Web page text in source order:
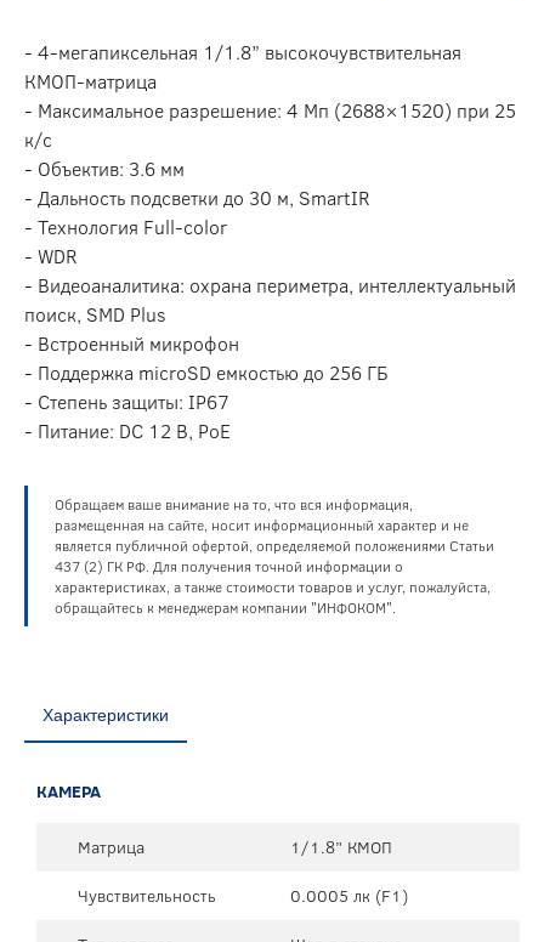
- 4-мегапиксельная 1/1.8” высокочувствительная
КМОП-матрица
- Максимальное разрешение: 4 Мп (2688×1520) при 25
к/с
- Объектив: 3.6 мм
- Дальность подсветки до 30 м, SmartIR
- Технология Full-color
- WDR
- Видеоаналитика: охрана периметра, интеллектуальный
поиск, SMD Plus
- Встроенный микрофон
- Поддержка microSD емкостью до 256 ГБ
- Степень защиты: IP67
- Питание: DC 12 В, PoE
Обращаем ваше внимание на то, что вся информация,
размещенная на сайте, носит информационный характер и не
является публичной офертой, определяемой положениями Статьи
437 (2) ГК РФ. Для получения точной информации о
характеристиках, а также стоимости товаров и услуг, пожалуйста,
обращайтесь к менеджерам компании "ИНФОКОМ".
Характеристики
КАМЕРА
Матрица
1/1.8” КМОП
Чувствительность
0.0005 лк (F1)